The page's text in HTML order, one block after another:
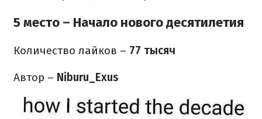
5 место – Начало нового десятилетия
Количество лайков – 77 тысяч
Автор – Niburu_Exus